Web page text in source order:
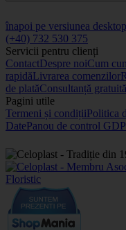
înapoi pe versiunea desktop
(+40) 732 530 375
Servicii pentru clienți
ContactDespre noiCum
rapidăLivrarea comenzilor
de platăConsultanță gratuită
Pagini utile
Termeni și condițiiPolitica
DatePanou de control